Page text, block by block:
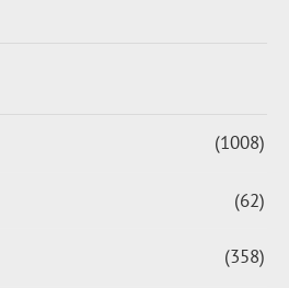
(1008)
(62)
(358)